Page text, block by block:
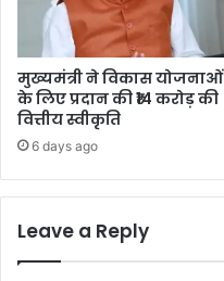
मुख्यमंत्री ने विकास योजनाओं
के लिए प्रदान की ₹14 करोड़ की
वित्तीय स्वीकृति
6 days ago
Leave a Reply